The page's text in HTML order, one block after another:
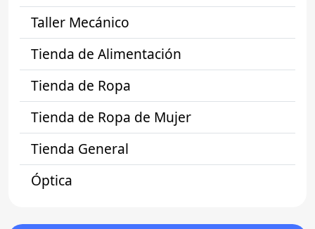
Taller Mecánico
Tienda de Alimentación
Tienda de Ropa
Tienda de Ropa de Mujer
Tienda General
Óptica